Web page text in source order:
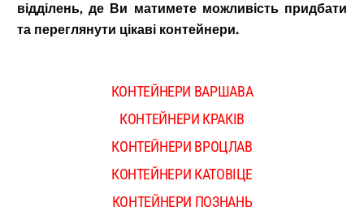
відділень, де Ви матимете можливість придбати
та переглянути цікаві контейнери.
КОНТЕЙНЕРИ ВАРШАВА
КОНТЕЙНЕРИ КРАКІВ
КОНТЕЙНЕРИ ВРОЦЛАВ
КОНТЕЙНЕРИ КАТОВІЦЕ
КОНТЕЙНЕРИ ПОЗНАНЬ